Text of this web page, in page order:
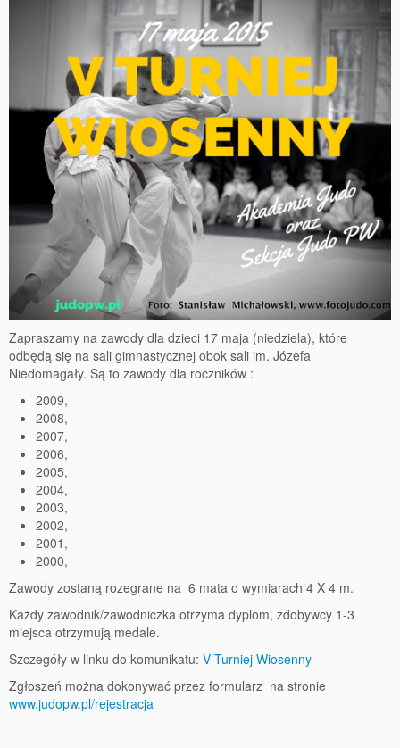
Zapraszamy na zawody dla dzieci 17 maja (niedziela), które
odbędą się na sali gimnastycznej obok sali im. Józefa
Niedomagały. Są to zawody dla roczników :
2009,
2008,
2007,
2006,
2005,
2004,
2003,
2002,
2001,
2000,
Zawody zostaną rozegrane na 6 mata o wymiarach 4 X 4 m.
Każdy zawodnik/zawodniczka otrzyma dyplom, zdobywcy 1-3
miejsca otrzymują medale.
Szczegóły w linku do komunikatu: V Turniej Wiosenny
Zgłoszeń można dokonywać przez formularz na stronie
www.judopw.pl/rejestracja